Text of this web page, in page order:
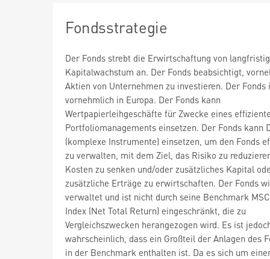
Fondsstrategie
Der Fonds strebt die Erwirtschaftung von
Kapitalwachstum an. Der Fonds beabsichtigt,
Aktien von Unternehmen zu investieren. Der
vornehmlich in Europa. Der Fonds kann
Wertpapierleihgeschäfte für Zwecke eines
Portfoliomanagements einsetzen. Der Fonds kann
(komplexe Instrumente) einsetzen, um den Fonds
zu verwalten, mit dem Ziel, das Risiko zu
Kosten zu senken und/oder zusätzliches Kapital
zusätzliche Erträge zu erwirtschaften. Der Fonds
verwaltet und ist nicht durch seine Benchmark
Index (Net Total Return) eingeschränkt, die zu
Vergleichszwecken herangezogen wird. Es ist
wahrscheinlich, dass ein Großteil der Anlagen des
in der Benchmark enthalten ist. Da es sich um